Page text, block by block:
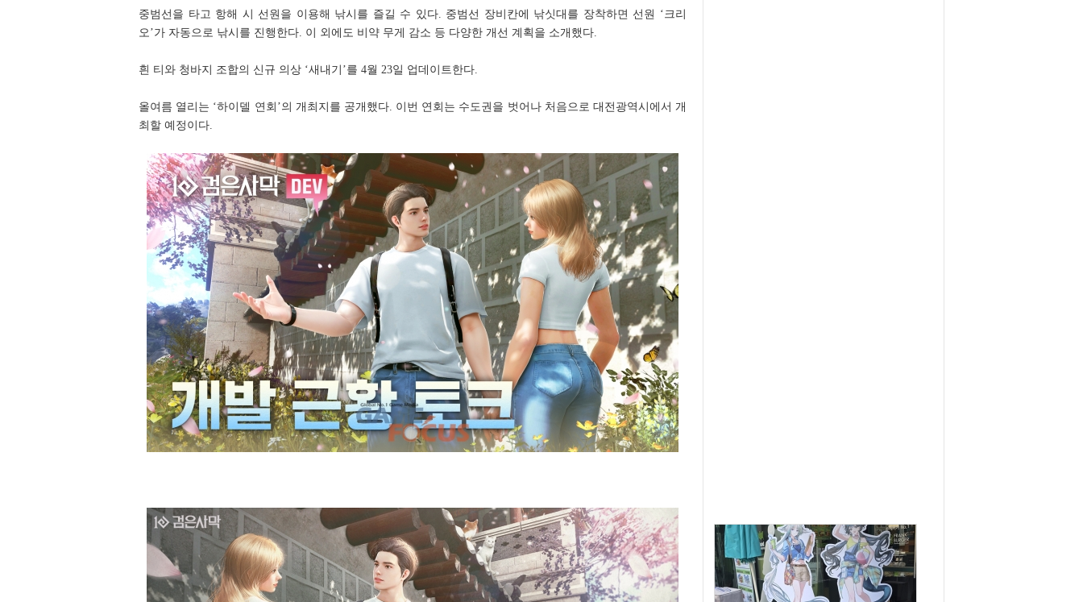
중범선을 타고 항해 시 선원을 이용해 낚시를 즐길 수 있다. 중범선 장비칸에 낚싯대를 장착하면 선원 ‘크리
오’가 자동으로 낚시를 진행한다. 이 외에도 비약 무게 감소 등 다양한 개선 계획을 소개했다.
흰 티와 청바지 조합의 신규 의상 ‘새내기’를 4월 23일 업데이트한다.
올여름 열리는 ‘하이델 연회’의 개최지를 공개했다. 이번 연회는 수도권을 벗어나 처음으로 대전광역시에서 개
최할 예정이다.